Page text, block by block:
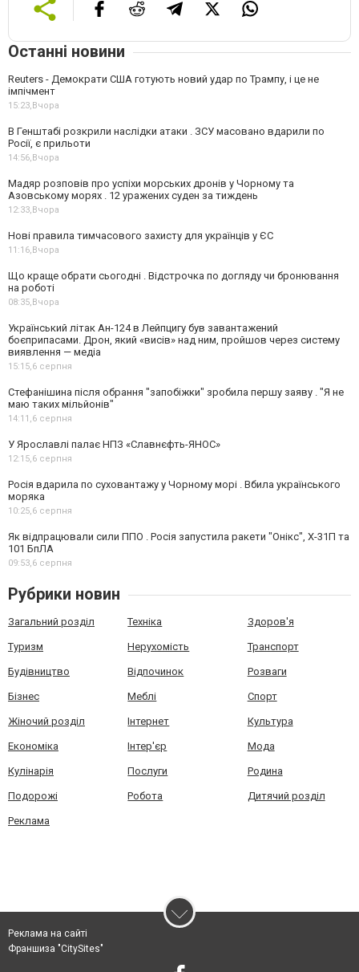
Останні новини
Reuters - Демократи США готують новий удар по Трампу, і це не
імпічмент
15:23, Вчора
В Генштабі розкрили наслідки атаки . ЗСУ масовано вдарили по
Росії, є прильоти
14:56, Вчора
Мадяр розповів про успіхи морських дронів у Чорному та
Азовському морях . 12 уражених суден за тиждень
12:33, Вчора
Нові правила тимчасового захисту для українців у ЄС
11:16, Вчора
Що краще обрати сьогодні . Відстрочка по догляду чи бронювання
на роботі
08:35, Вчора
Український літак Ан-124 в Лейпцигу був завантажений
боєприпасами. Дрон, який «висів» над ним, пройшов через систему
виявлення — медіа
15:15, 6 серпня
Стефанішина після обрання "запобіжки" зробила першу заяву . "Я не
маю таких мільйонів"
14:11, 6 серпня
У Ярославлі палає НПЗ «Славнєфть-ЯНОС»
12:15, 6 серпня
Росія вдарила по суховантажу у Чорному морі . Вбила українського
моряка
10:25, 6 серпня
Як відпрацювали сили ППО . Росія запустила ракети "Онікс", Х-31П та
101 БпЛА
09:53, 6 серпня
Рубрики новин
Загальний розділ Техніка Здоров'я
Туризм Нерухомість Транспорт
Будівництво Відпочинок Розваги
Бізнес Меблі Спорт
Жіночий розділ Інтернет Культура
Економіка Інтер'єр Мода
Кулінарія Послуги Родина
Подорожі Робота Дитячий розділ
Реклама
Реклама на сайті
Франшиза "CitySites"